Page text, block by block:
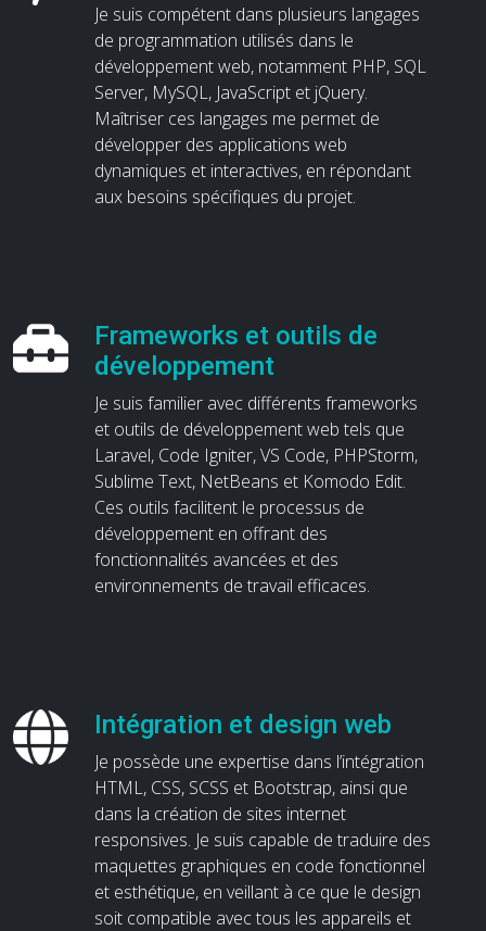
Je suis compétent dans plusieurs langages
de programmation utilisés dans le
développement web, notamment PHP, SQL
Server, MySQL, JavaScript et jQuery.
Maîtriser ces langages me permet de
développer des applications web
dynamiques et interactives, en répondant
aux besoins spécifiques du projet.
Frameworks et outils de
développement
Je suis familier avec différents frameworks
et outils de développement web tels que
Laravel, Code Igniter, VS Code, PHPStorm,
Sublime Text, NetBeans et Komodo Edit.
Ces outils facilitent le processus de
développement en offrant des
fonctionnalités avancées et des
environnements de travail efficaces.
Intégration et design web
Je possède une expertise dans l’intégration
HTML, CSS, SCSS et Bootstrap, ainsi que
dans la création de sites internet
responsives. Je suis capable de traduire des
maquettes graphiques en code fonctionnel
et esthétique, en veillant à ce que le design
soit compatible avec tous les appareils et